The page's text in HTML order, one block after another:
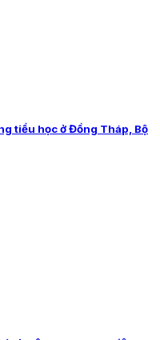
tiểu học ở Đồng Tháp, Bộ